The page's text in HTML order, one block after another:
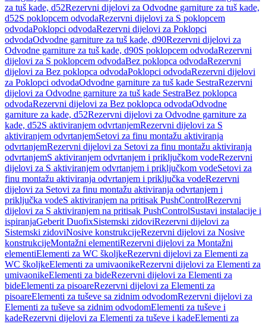
za tuš kade, d52Rezervni dijelovi za Odvodne garniture za tuš kade,
d52S poklopcem odvodaRezervni dijelovi za S poklopcem
odvodaPoklopci odvodaRezervni dijelovi za Poklopci
odvodaOdvodne garniture za tuš kade, d90Rezervni dijelovi za
Odvodne garniture za tuš kade, d90S poklopcem odvodaRezervni
dijelovi za S poklopcem odvodaBez poklopca odvodaRezervni
dijelovi za Bez poklopca odvodaPoklopci odvodaRezervni dijelovi
za Poklopci odvodaOdvodne garniture za tuš kade SestraRezervni
dijelovi za Odvodne garniture za tuš kade SestraBez poklopca
odvodaRezervni dijelovi za Bez poklopca odvodaOdvodne
garniture za kade, d52Rezervni dijelovi za Odvodne garniture za
kade, d52S aktiviranjem odvrtanjemRezervni dijelovi za S
aktiviranjem odvrtanjemSetovi za finu montažu aktiviranja
odvrtanjemRezervni dijelovi za Setovi za finu montažu aktiviranja
odvrtanjemS aktiviranjem odvrtanjem i priključkom vodeRezervni
dijelovi za S aktiviranjem odvrtanjem i priključkom vodeSetovi za
finu montažu aktiviranja odvrtanjem i priključka vodeRezervni
dijelovi za Setovi za finu montažu aktiviranja odvrtanjem i
priključka vodeS aktiviranjem na pritisak PushControlRezervni
dijelovi za S aktiviranjem na pritisak PushControlSustavi instalacije i
ispiranjaGeberit DuofixSistemski zidoviRezervni dijelovi za
Sistemski zidoviNosive konstrukcijeRezervni dijelovi za Nosive
konstrukcijeMontažni elementiRezervni dijelovi za Montažni
elementiElementi za WC školjkeRezervni dijelovi za Elementi za
WC školjkeElementi za umivaonikeRezervni dijelovi za Elementi za
umivaonikeElementi za bideRezervni dijelovi za Elementi za
bideElementi za pisoareRezervni dijelovi za Elementi za
pisoareElementi za tuševe sa zidnim odvodomRezervni dijelovi za
Elementi za tuševe sa zidnim odvodomElementi za tuševe i
kadeRezervni dijelovi za Elementi za tuševe i kadeElementi za